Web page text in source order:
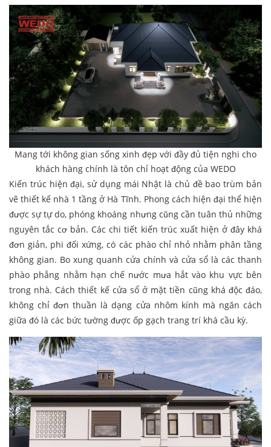
Mang tới không gian sống xinh đẹp với đầy đủ tiện nghi cho
khách hàng chính là tôn chỉ hoạt động của WEDO
Kiến trúc hiện đại, sử dụng mái Nhật là chủ đề bao trùm bản
vẽ thiết kế nhà 1 tầng ở Hà Tĩnh. Phong cách hiện đại thể hiện
được sự tự do, phóng khoáng nhưng cũng cần tuân thủ những
nguyên tắc cơ bản. Các chi tiết kiến trúc xuất hiện ở đây khá
đơn giản, phi đối xứng, có các phào chỉ nhỏ nhằm phân tầng
không gian. Bo xung quanh cửa chính và cửa sổ là các thanh
phào phẳng nhằm hạn chế nước mưa hắt vào khu vực bên
trong nhà. Cách thiết kế cửa sổ ở mặt tiền cũng khá độc đáo,
không chỉ đơn thuần là dạng cửa nhôm kính mà ngăn cách
giữa đó là các bức tường được ốp gạch trang trí khá cầu kỳ.